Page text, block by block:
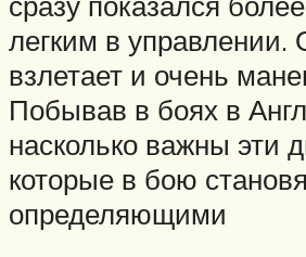
легким в управлении.
взлетает и очень
Побывав в боях в
насколько важны эти
которые в бою
определяющими